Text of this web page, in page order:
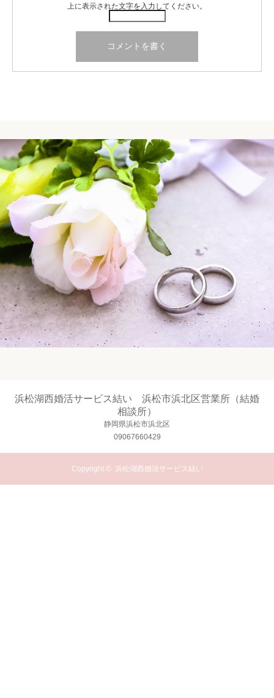
上に表示された文字を入力してください。
浜松湖西婚活サービス結い 浜松市浜北区営業所（結婚
相談所）
静岡県浜松市浜北区
09067660429
Copyright © 浜松湖西婚活サービス結い